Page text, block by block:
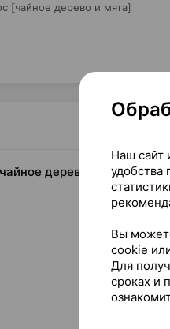
[чайное дерево и мята]
дерево и мята], 250
На
Наш сайт
удобства
Вы
cookie
Для
сроках и